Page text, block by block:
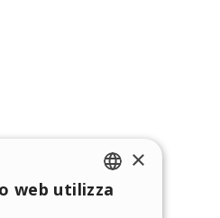
ENGLISH
×
web utilizza